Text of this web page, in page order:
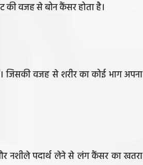
की वजह से बोन कैंसर होता है।
वजह से शरीर का कोई भाग अपना
नशीले पदार्थ लेने से लंग कैंसर का खतरा